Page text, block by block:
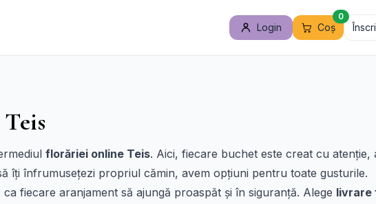
Login Coș
0
florăriei online Teis. Aici, fiecare buchet este creat cu atenție,
îți înfrumusețezi propriul cămin, avem opțiuni pentru toate gusturile.
ca fiecare aranjament să ajungă proaspăt și în siguranță. Alege livrare